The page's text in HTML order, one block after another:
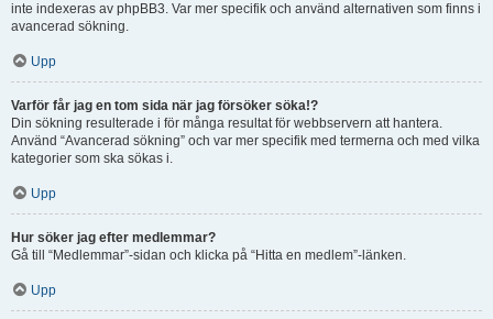
inte indexeras av phpBB3. Var mer specifik och använd alternativen som finns i
avancerad sökning.
Upp
Varför får jag en tom sida när jag försöker söka!?
Din sökning resulterade i för många resultat för webbservern att hantera.
Använd “Avancerad sökning” och var mer specifik med termerna och med vilka
kategorier som ska sökas i.
Upp
Hur söker jag efter medlemmar?
Gå till “Medlemmar”-sidan och klicka på “Hitta en medlem”-länken.
Upp